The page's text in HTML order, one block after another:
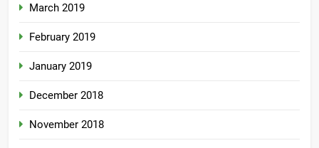
March 2019
February 2019
January 2019
December 2018
November 2018